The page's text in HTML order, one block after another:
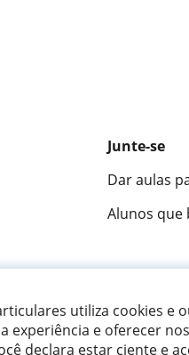
utiliza cookies e
experiência e oferecer
declara estar ciente e
Junte-se
Dar aulas
Alunos que